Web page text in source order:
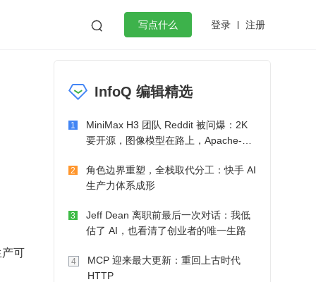
 写点什么 登录 注册
微服务架构 flutter
可
InfoQ 编辑精选
1
MiniMax H3 团队 Reddit 被问爆：2K
要开源，图像模型在路上，Apache-2.0
2
角色边界重塑，全栈取代分工：快手 AI
生产力体系成形
3
Jeff Dean 离职前最后一次对话：我低
估了 AI，也看清了创业者的唯一生路
4
MCP 迎来最大更新：重回上古时代
HTTP